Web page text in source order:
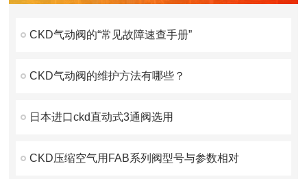
CKD气动阀的“常见故障速查手册”
CKD气动阀的维护方法有哪些？
日本进口ckd直动式3通阀选用
CKD压缩空气用FAB系列阀型号与参数相对